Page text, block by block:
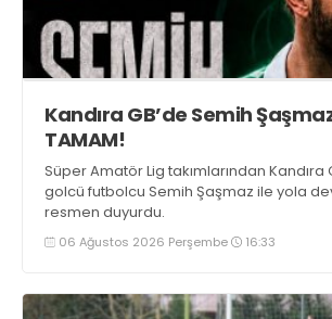
Kandıra GB’de Semih
TAMAM!
Süper Amatör Lig takımlarından
golcü futbolcu Semih Şaşmaz ile yola
resmen duyurdu.
06 Ağustos 2026 Perşembe 16:33